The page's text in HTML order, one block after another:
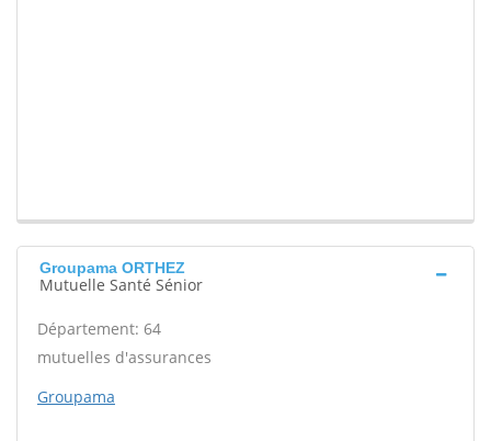
Groupama ORTHEZ
Mutuelle Santé Sénior
Département: 64
mutuelles d'assurances
Groupama